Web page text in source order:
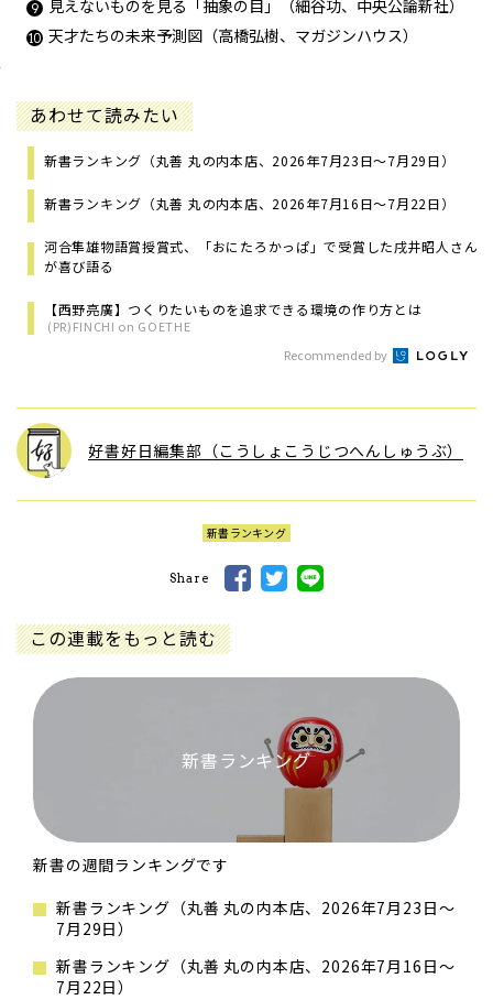
見えないものを見る「抽象の目」（細谷功、中央公論新社）
天才たちの未来予測図（高橋弘樹、マガジンハウス）
あわせて読みたい
新書ランキング（丸善 丸の内本店、2026年7月23日～7月29日）
新書ランキング（丸善 丸の内本店、2026年7月16日～7月22日）
河合隼雄物語賞授賞式、「おにたろかっぱ」で受賞した戌井昭人さん
が喜び語る
【西野亮廣】つくりたいものを追求できる環境の作り方とは
(PR)FINCHI on GOETHE
Recommended by
好書好日編集部（こうしょこうじつへんしゅうぶ）
新書ランキング
Share
この連載をもっと読む
新書ランキング
新書の週間ランキングです
新書ランキング（丸善 丸の内本店、2026年7月23日～
7月29日）
新書ランキング（丸善 丸の内本店、2026年7月16日～
7月22日）